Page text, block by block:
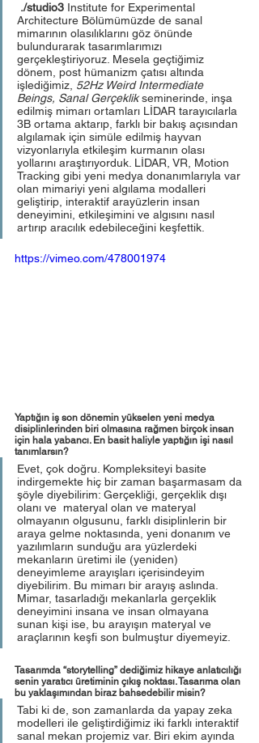
./studio3 Institute for Experimental
Architecture Bölümümüzde de sanal
mimarının olasılıklarını göz önünde
bulundurarak tasarımlarımızı
gerçekleştiriyoruz. Mesela geçtiğimiz
dönem, post hümanizm çatısı altında
işlediğimiz, 52Hz Weird Intermediate
Beings, Sanal Gerçeklik seminerinde, inşa
edilmiş mimarı ortamları LİDAR tarayıcılarla
3B ortama aktarıp, farklı bir bakış açısından
algılamak için simüle edilmiş hayvan
vizyonlarıyla etkileşim kurmanın olası
yollarını araştırıyorduk. LİDAR, VR, Motion
Tracking gibi yeni medya donanımlarıyla var
olan mimariyi yeni algılama modalleri
geliştirip, interaktif arayüzlerin insan
deneyimini, etkileşimini ve algısını nasıl
artırıp aracılık edebileceğini keşfettik.
https://vimeo.com/478001974
Yaptığın iş son dönemin yükselen yeni medya
disiplinlerinden biri olmasına rağmen birçok insan
için hala yabancı. En basit haliyle yaptığın işi nasıl
tanımlarsın?
Evet, çok doğru. Kompleksiteyi basite
indirgemekte hiç bir zaman başarmasam da
şöyle diyebilirim: Gerçekliği, gerçeklik dışı
olanı ve  materyal olan ve materyal
olmayanın olgusunu, farklı disiplinlerin bir
araya gelme noktasında, yeni donanım ve
yazılımların sunduğu ara yüzlerdeki
mekanların üretimi ile (yeniden)
deneyimleme arayışları içerisindeyim
diyebilirim. Bu mimarı bir arayış aslında.
Mimar, tasarladığı mekanlarla gerçeklik
deneyimini insana ve insan olmayana
sunan kişi ise, bu arayışın materyal ve
araçlarının keşfi son bulmuştur diyemeyiz.
Tasarımda “storytelling” dediğimiz hikaye anlatıcılığı
senin yaratıcı üretiminin çıkış noktası. Tasarıma olan
bu yaklaşımından biraz bahsedebilir misin?
Tabi ki de, son zamanlarda da yapay zeka
modelleri ile geliştirdiğimiz iki farklı interaktif
sanal mekan projemiz var. Biri ekim ayında